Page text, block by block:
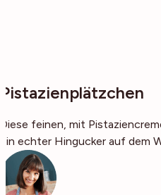
Pistazienplätzchen
Diese feinen, mit
ein echter Hingucker auf dem